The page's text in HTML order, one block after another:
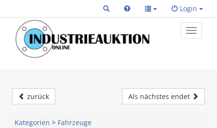
Login
Toggle
primary
zurück Als nächstes endet
Kategorien > Fahrzeuge